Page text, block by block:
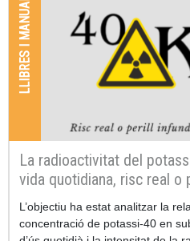
LLIBRES I MANUALS
La radioactivitat del
vida quotidiana, risc real o
infundat?
Resum
L’objectiu ha estat analitzar la
concentració de potassi-40 en